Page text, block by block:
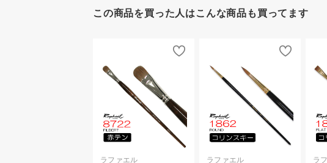
この商品を買った人はこんな商品も買ってます
ラファエル ラファエル ラ